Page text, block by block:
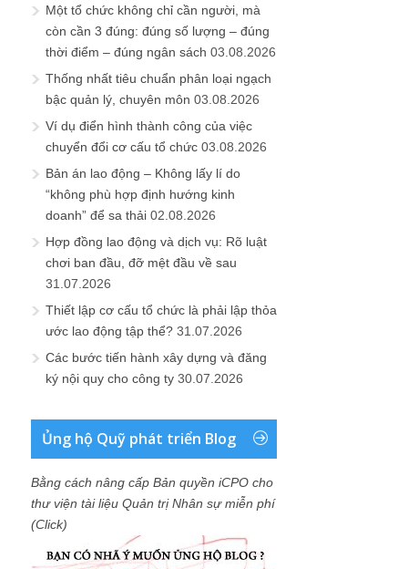
Một tổ chức không chỉ cần người, mà
còn cần 3 đúng: đúng số lượng – đúng
thời điểm – đúng ngân sách 03.08.2026
Thống nhất tiêu chuẩn phân loại ngạch
bậc quản lý, chuyên môn 03.08.2026
Ví dụ điển hình thành công của việc
chuyển đổi cơ cấu tổ chức 03.08.2026
Bản án lao động – Không lấy lí do
“không phù hợp định hướng kinh
doanh” để sa thải 02.08.2026
Hợp đồng lao động và dịch vụ: Rõ luật
chơi ban đầu, đỡ mệt đầu về sau
31.07.2026
Thiết lập cơ cấu tổ chức là phải lập thỏa
ước lao động tập thể? 31.07.2026
Các bước tiến hành xây dựng và đăng
ký nội quy cho công ty 30.07.2026
Ủng hộ Quỹ phát triển Blog
Bằng cách nâng cấp Bản quyền iCPO cho
thư viện tài liệu Quản trị Nhân sự miễn phí
(Click)